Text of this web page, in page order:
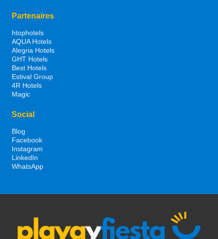
Partenaires
htophotels
AQUA Hotels
Alegria Hotels
GHT Hotels
Best Hotels
Estival Group
4R Hotels
Magic
Social
Blog
Facebook
Instagram
LinkedIn
WhatsApp